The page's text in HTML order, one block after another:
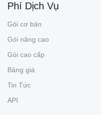
Phí Dịch Vụ
Gói cơ bản
Gói nâng cao
Gói cao cấp
Bảng giá
Tin Tức
API